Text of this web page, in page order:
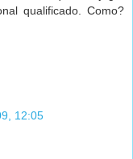
qualificado. Como?
12:05